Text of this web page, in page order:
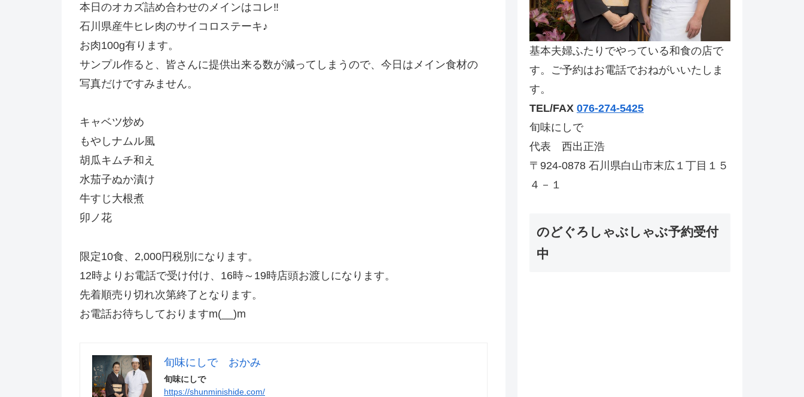
本日のオカズ詰め合わせのメインはコレ‼️
石川県産牛ヒレ肉のサイコロステーキ♪
お肉100g有ります。
サンプル作ると、皆さんに提供出来る数が減ってしまうので、今日はメイン食材の
写真だけですみません。
キャベツ炒め
もやしナムル風
胡瓜キムチ和え
水茄子ぬか漬け
牛すじ大根煮
卯ノ花
限定10食、2,000円税別になります。
12時よりお電話で受け付け、16時～19時店頭お渡しになります。
先着順売り切れ次第終了となります。
お電話お待ちしておりますm(__)m
旬味にしで おかみ
旬味にしで
https://shunminishide.com/
基本夫婦ふたりでやっている和食の店で
す。ご予約はお電話でおねがいいたしま
す。
TEL/FAX 076-274-5425
旬味にしで
代表 西出正浩
〒924-0878 石川県白山市末広１丁目１５
４－１
のどぐろしゃぶしゃぶ予約受付
中